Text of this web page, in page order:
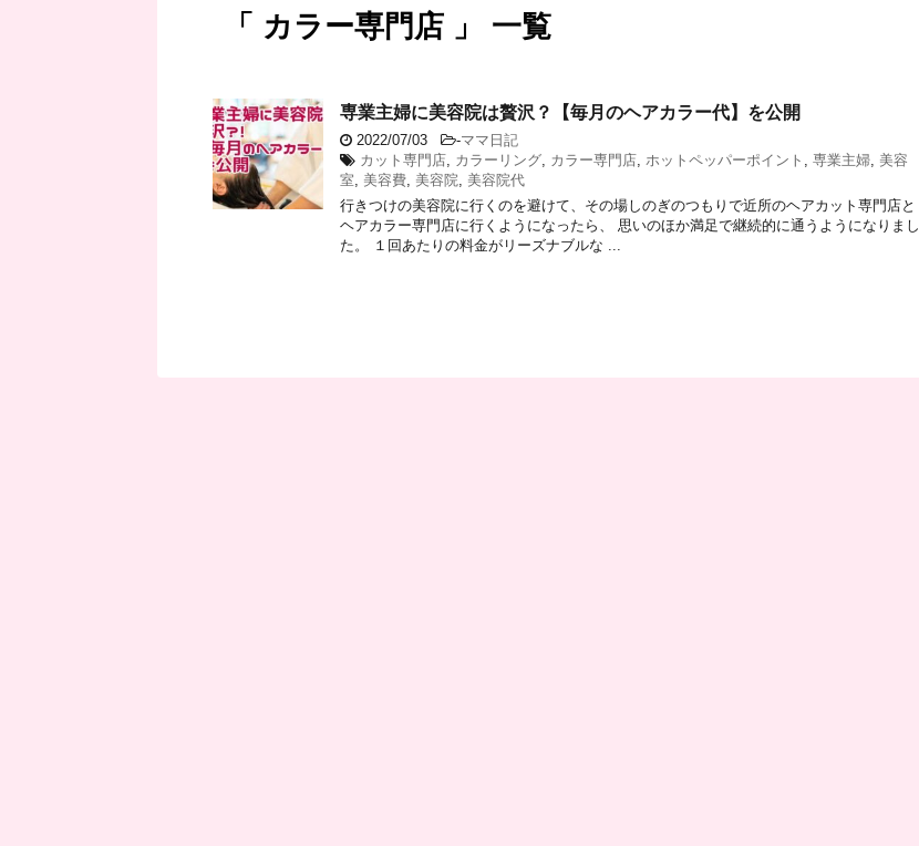
「 カラー専門店 」 一覧
専業主婦に美容院は贅沢？【毎月のヘアカラー代】を公開
2022/07/03 -ママ日記
カット専門店
カラーリング カラー専門店 ホットペッパーポイント 専業主婦 美容
室
美容費 美容院
美容院代
行きつけの美容院に行くのを避けて、その場しのぎのつもりで近所のヘアカット専門店と
ヘアカラー専門店に行くようになったら、 思いのほか満足で継続的に通うようになりまし
た。 １回あたりの料金がリーズナブルな ...